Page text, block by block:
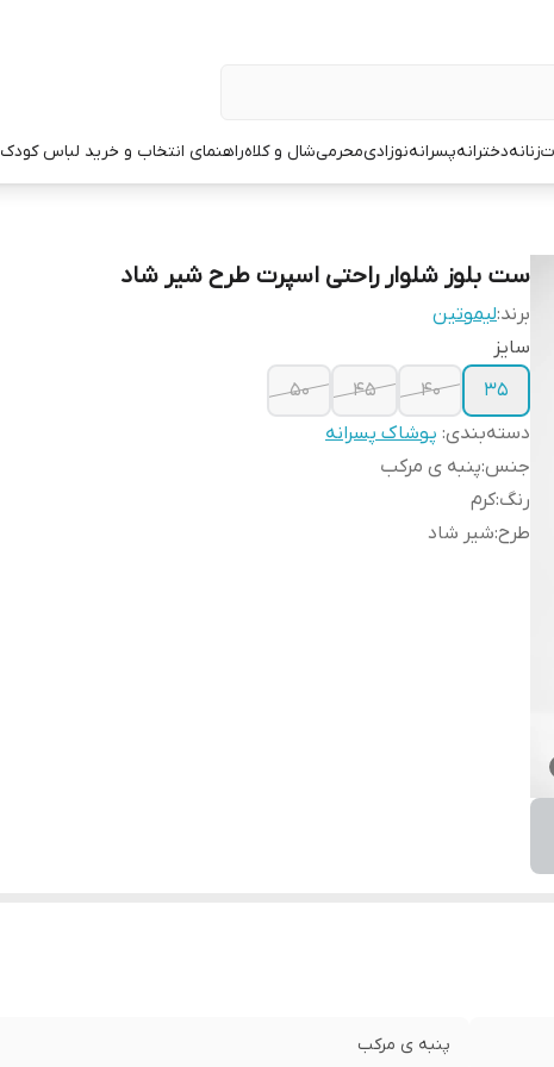
زنانهدخترانهپسرانهنوزادیمحرمیشال و کلاهراهنمای انتخاب و خرید لباس کودک
ست بلوز شلوار راحتی اسپرت طرح شیر شاد
برند:لیموتین
سایز
۳۵
۴۰ ۴۵
۵۰
دسته‌بندی: پوشاک پسرانه
جنس:پنبه ی مرکب
رنگ:کرم
طرح:شیر شاد
پنبه ی مرکب